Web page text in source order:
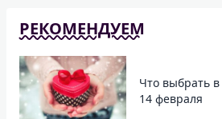
РЕКОМЕНДУЕМ
Что выбрать
14 февраля